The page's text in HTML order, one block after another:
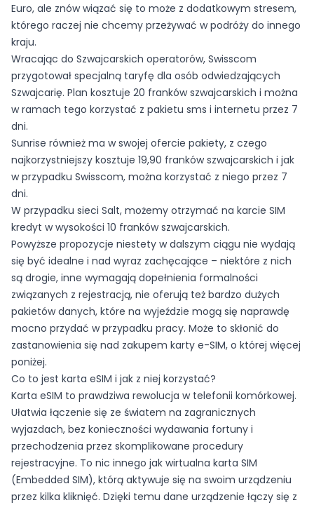
Euro, ale znów wiązać się to może z dodatkowym stresem,
którego raczej nie chcemy przeżywać w podróży do innego
kraju.
Wracając do Szwajcarskich operatorów, Swisscom
przygotował specjalną taryfę dla osób odwiedzających
Szwajcarię. Plan kosztuje 20 franków szwajcarskich i można
w ramach tego korzystać z pakietu sms i internetu przez 7
dni.
Sunrise również ma w swojej ofercie pakiety, z czego
najkorzystniejszy kosztuje 19,90 franków szwajcarskich i jak
w przypadku Swisscom, można korzystać z niego przez 7
dni.
W przypadku sieci Salt, możemy otrzymać na karcie SIM
kredyt w wysokości 10 franków szwajcarskich.
Powyższe propozycje niestety w dalszym ciągu nie wydają
się być idealne i nad wyraz zachęcające – niektóre z nich
są drogie, inne wymagają dopełnienia formalności
związanych z rejestracją, nie oferują też bardzo dużych
pakietów danych, które na wyjeździe mogą się naprawdę
mocno przydać w przypadku pracy. Może to skłonić do
zastanowienia się nad zakupem karty e-SIM, o której więcej
poniżej.
Co to jest karta eSIM i jak z niej korzystać?
Karta eSIM to prawdziwa rewolucja w telefonii komórkowej.
Ułatwia łączenie się ze światem na zagranicznych
wyjazdach, bez konieczności wydawania fortuny i
przechodzenia przez skomplikowane procedury
rejestracyjne. To nic innego jak wirtualna karta SIM
(Embedded SIM), którą aktywuje się na swoim urządzeniu
przez kilka kliknięć. Dzięki temu dane urządzenie łączy się z